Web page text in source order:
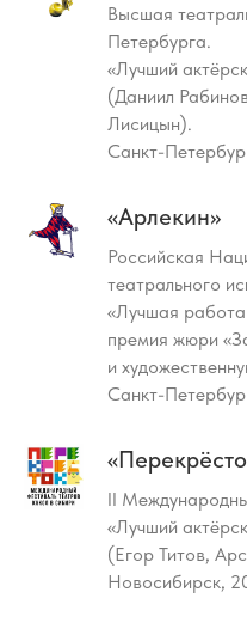
Высшая
Петербурга.
«Лучший
(Даниил
Лисицын).
Санкт-
«Арлекин»
Российская
театрального
«Лучшая
премия жюри
и
Санкт-
II
«Лучший
(Егор Титов,
Новосибирск,